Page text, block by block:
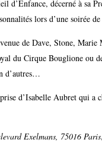
d’Enfance, décerné à sa
lors d’une soirée
de Dave, Stone,
du Cirque Bouglione ou
d’autres…
d’Isabelle Aubret qui a
Exelmans, 75016 Paris